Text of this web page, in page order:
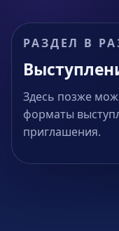
РАЗДЕЛ В
Здесь позже
форматы
приглашения.